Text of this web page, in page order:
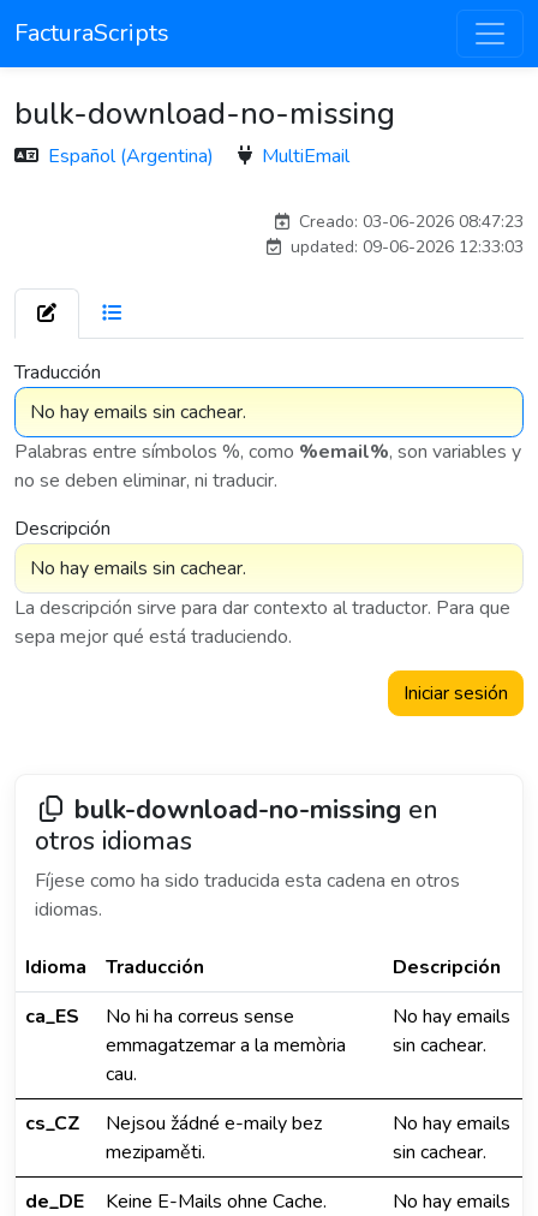
FacturaScripts
bulk-download-no-missing
Español (Argentina) MultiEmail
Creado: 03-06-2026 08:47:23
updated: 09-06-2026 12:33:03
Traducción
Palabras entre símbolos %, como %email%, son variables y
no se deben eliminar, ni traducir.
Descripción
La descripción sirve para dar contexto al traductor. Para que
sepa mejor qué está traduciendo.
Iniciar sesión
bulk-download-no-missing en
otros idiomas
Fíjese como ha sido traducida esta cadena en otros
idiomas.
Idioma Traducción
Descripción
ca_ES
No hi ha correus sense
emmagatzemar a la memòria
cau.
No hay emails
sin cachear.
cs_CZ
Nejsou žádné e-maily bez
mezipaměti.
No hay emails
sin cachear.
de_DE
Keine E-Mails ohne Cache.
No hay emails